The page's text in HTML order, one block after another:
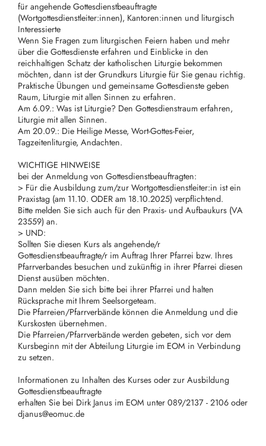
für angehende Gottesdienstbeauftragte
(Wortgottesdienstleiter:innen), Kantoren:innen und liturgisch
Interessierte
Wenn Sie Fragen zum liturgischen Feiern haben und mehr
über die Gottesdienste erfahren und Einblicke in den
reichhaltigen Schatz der katholischen Liturgie bekommen
möchten, dann ist der Grundkurs Liturgie für Sie genau richtig.
Praktische Übungen und gemeinsame Gottesdienste geben
Raum, Liturgie mit allen Sinnen zu erfahren.
Am 6.09.: Was ist Liturgie? Den Gottesdienstraum erfahren,
Liturgie mit allen Sinnen.
Am 20.09.: Die Heilige Messe, Wort-Gottes-Feier,
Tagzeitenliturgie, Andachten.
WICHTIGE HINWEISE
bei der Anmeldung von Gottesdienstbeauftragten:
> Für die Ausbildung zum/zur Wortgottesdienstleiter:in ist ein
Praxistag (am 11.10. ODER am 18.10.2025) verpflichtend.
Bitte melden Sie sich auch für den Praxis- und Aufbaukurs (VA
23559) an.
> UND:
Sollten Sie diesen Kurs als angehende/r
Gottesdienstbeauftragte/r im Auftrag Ihrer Pfarrei bzw. Ihres
Pfarrverbandes besuchen und zukünftig in ihrer Pfarrei diesen
Dienst ausüben möchten.
Dann melden Sie sich bitte bei ihrer Pfarrei und halten
Rücksprache mit Ihrem Seelsorgeteam.
Die Pfarreien/Pfarrverbände können die Anmeldung und die
Kurskosten übernehmen.
Die Pfarreien/Pfarrverbände werden gebeten, sich vor dem
Kursbeginn mit der Abteilung Liturgie im EOM in Verbindung
zu setzen.
Informationen zu Inhalten des Kurses oder zur Ausbildung
Gottesdienstbeauftragte
erhalten Sie bei Dirk Janus im EOM unter 089/2137 - 2106 oder
djanus@eomuc.de